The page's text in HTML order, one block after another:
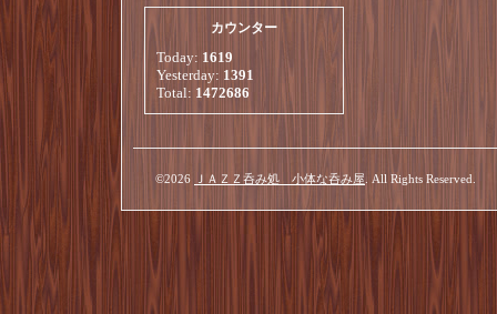
カウンター
Today: 1619
Yesterday: 1391
Total: 1472686
©2026 ＪＡＺＺ呑み処 小体な呑み屋 . All Rights Reserved.